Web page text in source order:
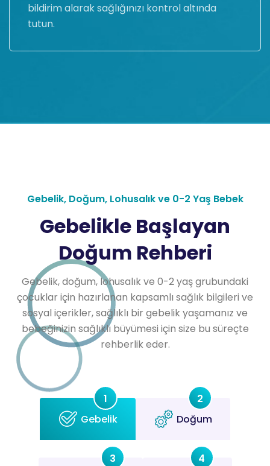
bildirim alarak sağlığınızı kontrol altında
tutun.
Gebelik, Doğum, Lohusalık ve 0-2 Yaş Bebek
Gebelikle Başlayan
Doğum Rehberi
Gebelik, doğum, lohusalık ve 0-2 yaş grubundaki
çocuklar için hazırlanan kapsamlı sağlık bilgileri ve
sosyal içerikler, sağlıklı bir gebelik yaşamanız ve
bebeğinizin sağlıklı büyümesi için size bu süreçte
rehberlik eder.
Gebelik
1
Doğum
2
3
4